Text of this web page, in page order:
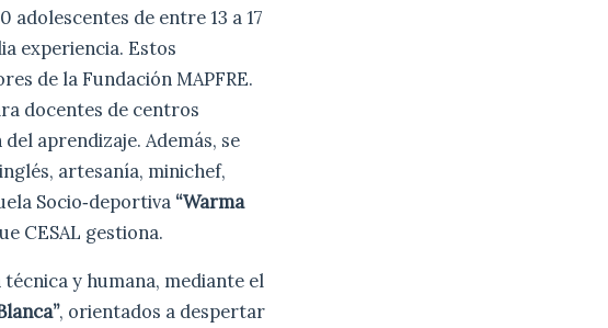
adolescentes de entre 13 a 17
experiencia. Estos
de la Fundación MAPFRE.
docentes de centros
aprendizaje. Además, se
artesanía, minichef,
Socio‐deportiva “Warma
CESAL gestiona.
y humana, mediante el
, orientados a despertar